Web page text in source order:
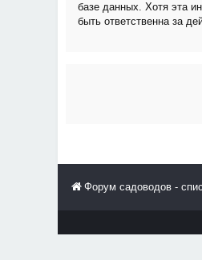
базе данных. Хотя эта
быть ответственна за
Форум садоводов -